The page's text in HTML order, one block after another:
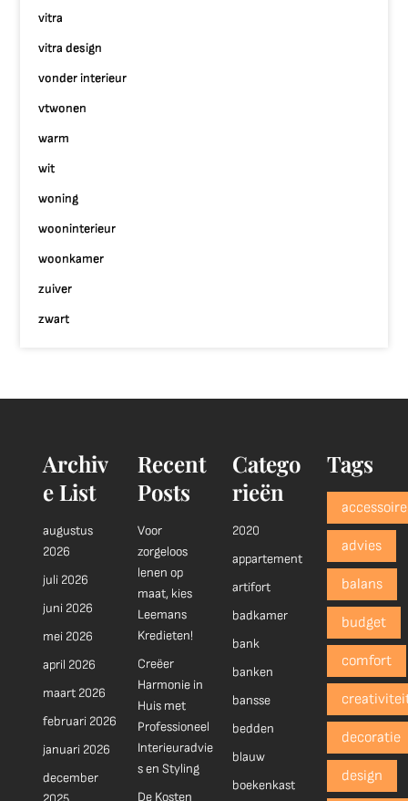
vitra
vitra design
vonder interieur
vtwonen
warm
wit
woning
wooninterieur
woonkamer
zuiver
zwart
Archiv
e List
augustus
2026
juli 2026
juni 2026
mei 2026
april 2026
maart 2026
februari 2026
januari 2026
december
Recent
Posts
Voor
zorgeloos
lenen op
maat, kies
Leemans
Kredieten!
Creëer
Harmonie in
Huis met
Professioneel
Interieuradvie
s en Styling
De Kosten
Catego
rieën
2020
appartement
artifort
badkamer
bank
banken
bansse
bedden
blauw
boekenkast
Tags
advies
balans
budget
comfort
decoratie
design